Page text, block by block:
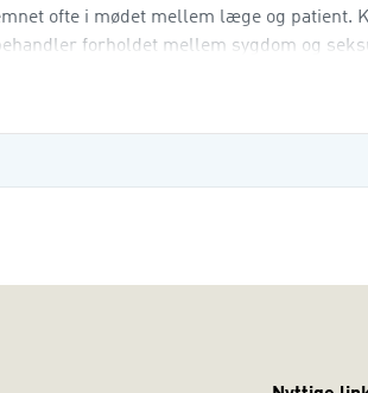
ofte i mødet mellem læge og patient.
forholdet mellem sygdom og